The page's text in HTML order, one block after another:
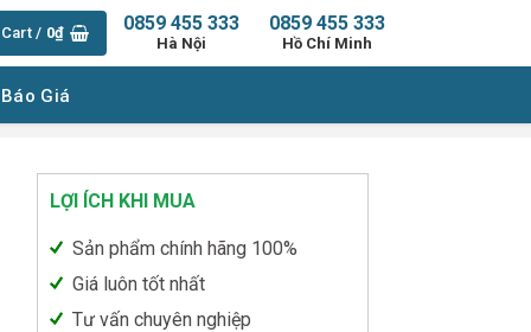
Cart / 0₫ 0859 455 333
Hồ Chí Minh
0859 455 333
Hà Nội
Giá
LỢI ÍCH KHI MUA
Sản phẩm chính hãng 100%
Giá luôn tốt nhất
Tư vấn chuyên nghiệp